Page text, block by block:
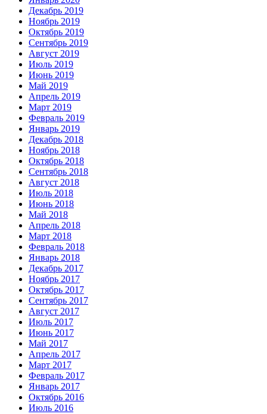
Декабрь 2019
Ноябрь 2019
Октябрь 2019
Сентябрь 2019
Август 2019
Июль 2019
Июнь 2019
Май 2019
Апрель 2019
Март 2019
Февраль 2019
Январь 2019
Декабрь 2018
Ноябрь 2018
Октябрь 2018
Сентябрь 2018
Август 2018
Июль 2018
Июнь 2018
Май 2018
Апрель 2018
Март 2018
Февраль 2018
Январь 2018
Декабрь 2017
Ноябрь 2017
Октябрь 2017
Сентябрь 2017
Август 2017
Июль 2017
Июнь 2017
Май 2017
Апрель 2017
Март 2017
Февраль 2017
Январь 2017
Октябрь 2016
Июль 2016